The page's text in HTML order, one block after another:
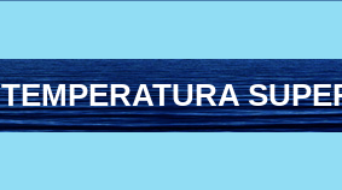
TEMPERATURA